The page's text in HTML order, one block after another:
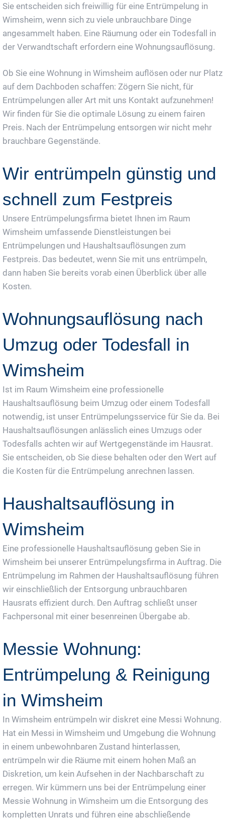
Sie entscheiden sich freiwillig für eine Entrümpelung in
Wimsheim, wenn sich zu viele unbrauchbare Dinge
angesammelt haben. Eine Räumung oder ein Todesfall in
der Verwandtschaft erfordern eine Wohnungsauflösung.
Ob Sie eine Wohnung in Wimsheim auflösen oder nur Platz
auf dem Dachboden schaffen: Zögern Sie nicht, für
Entrümpelungen aller Art mit uns Kontakt aufzunehmen!
Wir finden für Sie die optimale Lösung zu einem fairen
Preis. Nach der Entrümpelung entsorgen wir nicht mehr
brauchbare Gegenstände.
Wir entrümpeln günstig und
schnell zum Festpreis
Unsere Entrümpelungsfirma bietet Ihnen im Raum
Wimsheim umfassende Dienstleistungen bei
Entrümpelungen und Haushaltsauflösungen zum
Festpreis. Das bedeutet, wenn Sie mit uns entrümpeln,
dann haben Sie bereits vorab einen Überblick über alle
Kosten.
Wohnungsauflösung nach
Umzug oder Todesfall in
Wimsheim
Ist im Raum Wimsheim eine professionelle
Haushaltsauflösung beim Umzug oder einem Todesfall
notwendig, ist unser Entrümpelungsservice für Sie da. Bei
Haushaltsauflösungen anlässlich eines Umzugs oder
Todesfalls achten wir auf Wertgegenstände im Hausrat.
Sie entscheiden, ob Sie diese behalten oder den Wert auf
die Kosten für die Entrümpelung anrechnen lassen.
Haushaltsauflösung in
Wimsheim
Eine professionelle Haushaltsauflösung geben Sie in
Wimsheim bei unserer Entrümpelungsfirma in Auftrag. Die
Entrümpelung im Rahmen der Haushaltsauflösung führen
wir einschließlich der Entsorgung unbrauchbaren
Hausrats effizient durch. Den Auftrag schließt unser
Fachpersonal mit einer besenreinen Übergabe ab.
Messie Wohnung:
Entrümpelung & Reinigung
in Wimsheim
In Wimsheim entrümpeln wir diskret eine Messi Wohnung.
Hat ein Messi in Wimsheim und Umgebung die Wohnung
in einem unbewohnbaren Zustand hinterlassen,
entrümpeln wir die Räume mit einem hohen Maß an
Diskretion, um kein Aufsehen in der Nachbarschaft zu
erregen. Wir kümmern uns bei der Entrümpelung einer
Messie Wohnung in Wimsheim um die Entsorgung des
kompletten Unrats und führen eine abschließende